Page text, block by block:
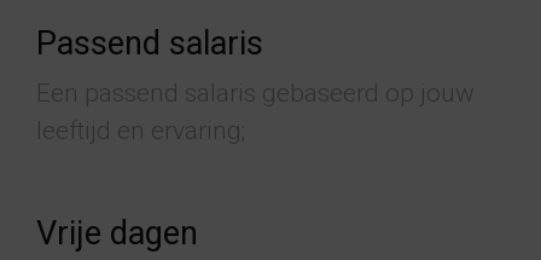
Passend salaris
Een passend salaris gebaseerd op jouw
leeftijd en ervaring;
Vrije dagen